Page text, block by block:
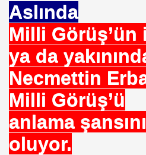
Aslında
Milli Görüş’ün
ya da
Necmettin
Milli Görüş’ü
anlama
oluyor.
KÖTÜLÜKDE. YOKTUR